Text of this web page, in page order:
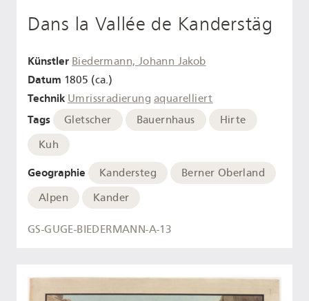
Dans la Vallée de Kanderstäg
Künstler Biedermann, Johann Jakob
Datum 1805 (ca.)
Technik Umrissradierung aquarelliert
Tags Gletscher Bauernhaus
Hirte
Kuh
Geographie Kandersteg
Berner Oberland
Alpen
Kander
GS-GUGE-BIEDERMANN-A-13